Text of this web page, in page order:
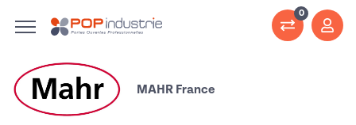
0
MAHR France